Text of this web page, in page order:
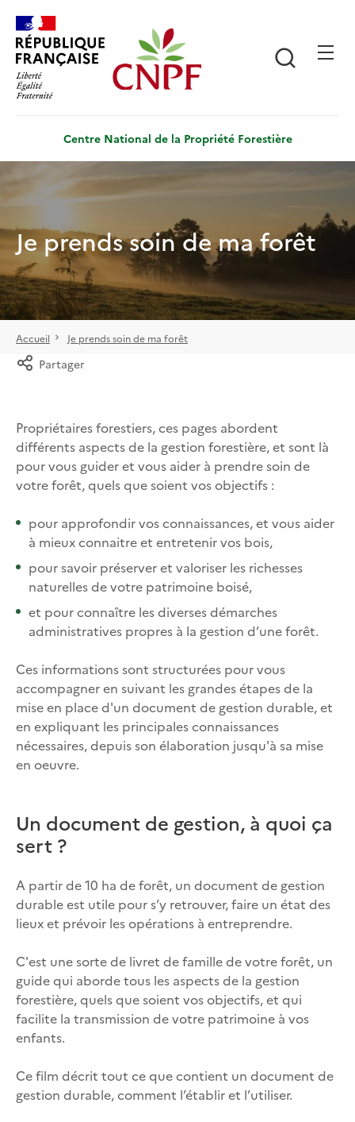
contenu
principal
Centre National de la Propriété Forestière
Je prends soin de ma forêt
Accueil Je prends soin de ma forêt
Partager
Propriétaires forestiers, ces pages abordent
différents aspects de la gestion forestière, et sont là
pour vous guider et vous aider à prendre soin de
votre forêt, quels que soient vos objectifs :
pour approfondir vos connaissances, et vous aider
à mieux connaitre et entretenir vos bois,
pour savoir préserver et valoriser les richesses
naturelles de votre patrimoine boisé,
et pour connaître les diverses démarches
administratives propres à la gestion d’une forêt.
Ces informations sont structurées pour vous
accompagner en suivant les grandes étapes de la
mise en place d'un document de gestion durable, et
en expliquant les principales connaissances
nécessaires, depuis son élaboration jusqu'à sa mise
en oeuvre.
Un document de gestion, à quoi ça
sert ?
A partir de 10 ha de forêt, un document de gestion
durable est utile pour s’y retrouver, faire un état des
lieux et prévoir les opérations à entreprendre.
C'est une sorte de livret de famille de votre forêt, un
guide qui aborde tous les aspects de la gestion
forestière, quels que soient vos objectifs, et qui
facilite la transmission de votre patrimoine à vos
enfants.
Ce film décrit tout ce que contient un document de
gestion durable, comment l’établir et l’utiliser.